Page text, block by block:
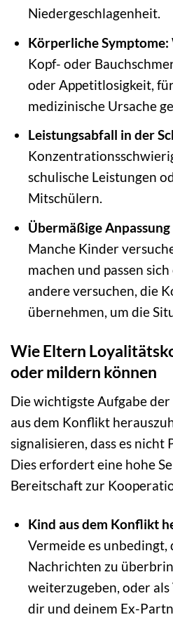
Niedergeschlagenheit.
Körperliche Symptome:
Kopf- oder
oder Appetitlosigkeit,
medizinische Ursache
Leistungsabfall in der
schulische Leistungen
Mitschülern.
Übermäßige
Manche Kinder
machen und passen
andere versuchen, die
übernehmen, um die
Wie Eltern
oder mildern können
Die wichtigste Aufgabe der
aus dem Konflikt
signalisieren, dass es nicht
Dies erfordert eine hohe
Bereitschaft zur
Kind aus dem Konflikt
Vermeide es
Nachrichten zu
weiterzugeben, oder
dir und deinem Ex-